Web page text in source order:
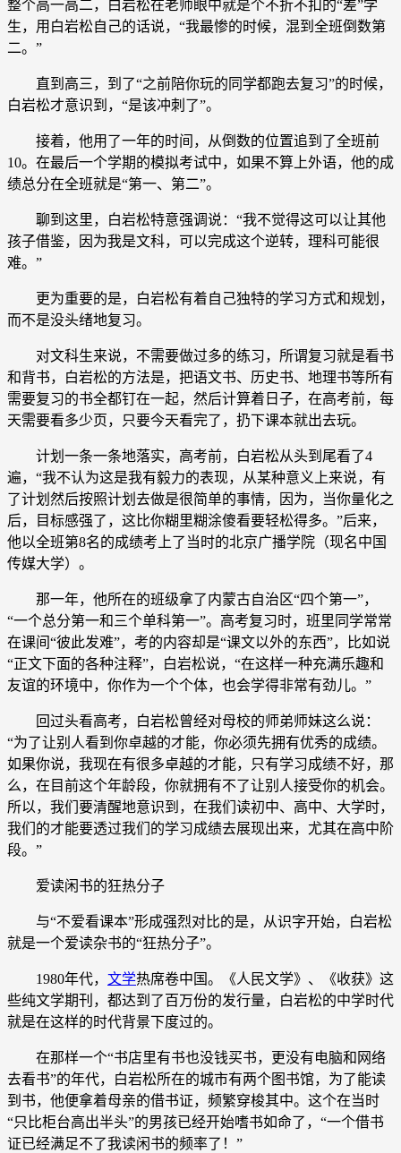
整个高一高二，白岩松在老师眼中就是个不折不扣的“差”学
生，用白岩松自己的话说，“我最惨的时候，混到全班倒数第
二。”
直到高三，到了“之前陪你玩的同学都跑去复习”的时候，
白岩松才意识到，“是该冲刺了”。
接着，他用了一年的时间，从倒数的位置追到了全班前
10。在最后一个学期的模拟考试中，如果不算上外语，他的成
绩总分在全班就是“第一、第二”。
聊到这里，白岩松特意强调说：“我不觉得这可以让其他
孩子借鉴，因为我是文科，可以完成这个逆转，理科可能很
难。”
更为重要的是，白岩松有着自己独特的学习方式和规划，
而不是没头绪地复习。
对文科生来说，不需要做过多的练习，所谓复习就是看书
和背书，白岩松的方法是，把语文书、历史书、地理书等所有
需要复习的书全都钉在一起，然后计算着日子，在高考前，每
天需要看多少页，只要今天看完了，扔下课本就出去玩。
计划一条一条地落实，高考前，白岩松从头到尾看了4
遍，“我不认为这是我有毅力的表现，从某种意义上来说，有
了计划然后按照计划去做是很简单的事情，因为，当你量化之
后，目标感强了，这比你糊里糊涂傻看要轻松得多。”后来，
他以全班第8名的成绩考上了当时的北京广播学院（现名中国
传媒大学）。
那一年，他所在的班级拿了内蒙古自治区“四个第一”，
“一个总分第一和三个单科第一”。高考复习时，班里同学常常
在课间“彼此发难”，考的内容却是“课文以外的东西”，比如说
“正文下面的各种注释”，白岩松说，“在这样一种充满乐趣和
友谊的环境中，你作为一个个体，也会学得非常有劲儿。”
回过头看高考，白岩松曾经对母校的师弟师妹这么说：
“为了让别人看到你卓越的才能，你必须先拥有优秀的成绩。
如果你说，我现在有很多卓越的才能，只有学习成绩不好，那
么，在目前这个年龄段，你就拥有不了让别人接受你的机会。
所以，我们要清醒地意识到，在我们读初中、高中、大学时，
我们的才能要透过我们的学习成绩去展现出来，尤其在高中阶
段。”
爱读闲书的狂热分子
与“不爱看课本”形成强烈对比的是，从识字开始，白岩松
就是一个爱读杂书的“狂热分子”。
1980年代， 文学热席卷中国。《人民文学》、《收获》这
些纯文学期刊，都达到了百万份的发行量，白岩松的中学时代
就是在这样的时代背景下度过的。
在那样一个“书店里有书也没钱买书，更没有电脑和网络
去看书”的年代，白岩松所在的城市有两个图书馆，为了能读
到书，他便拿着母亲的借书证，频繁穿梭其中。这个在当时
“只比柜台高出半头”的男孩已经开始嗜书如命了，“一个借书
证已经满足不了我读闲书的频率了！”